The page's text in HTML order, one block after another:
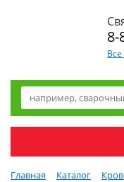
8-
Главная Каталог